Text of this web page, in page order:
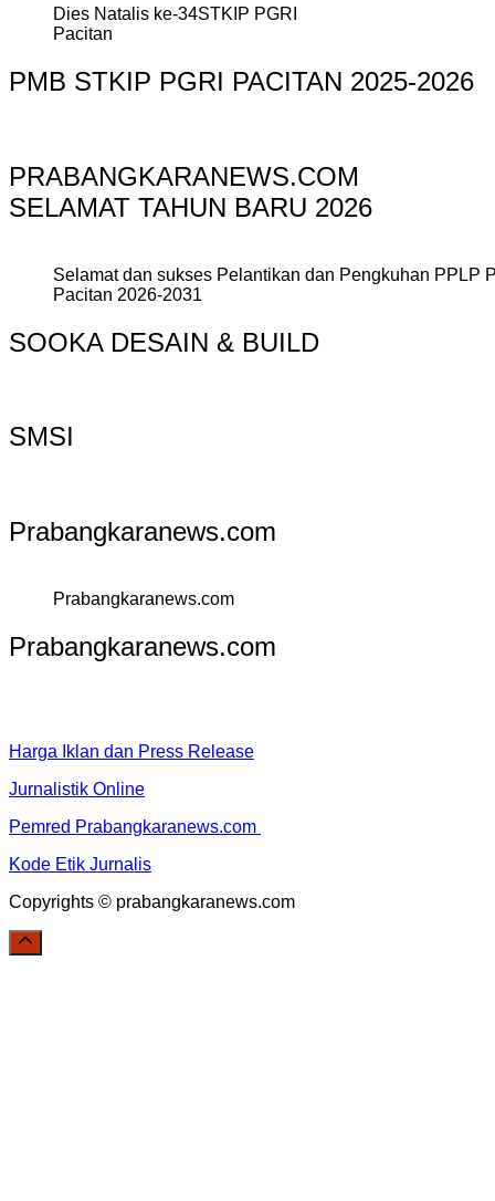
Dies Natalis ke-34STKIP PGRI
Pacitan
PMB STKIP PGRI PACITAN 2025-2026
PRABANGKARANEWS.COM
SELAMAT TAHUN BARU 2026
Selamat dan sukses Pelantikan dan Pengkuhan PPLP
Pacitan 2026-2031
SOOKA DESAIN & BUILD
SMSI
Prabangkaranews.com
Prabangkaranews.com
Prabangkaranews.com
Harga Iklan dan Press Release
Jurnalistik Online
Pemred Prabangkaranews.com
Kode Etik Jurnalis
Copyrights © prabangkaranews.com